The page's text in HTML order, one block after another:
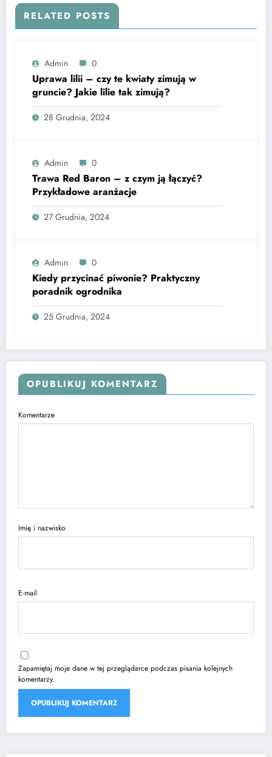
RELATED POSTS
Admin 0
Uprawa lilii – czy te kwiaty zimują w
gruncie? Jakie lilie tak zimują?
28 Grudnia, 2024
Admin 0
Trawa Red Baron – z czym ją łączyć?
Przykładowe aranżacje
27 Grudnia, 2024
Admin 0
Kiedy przycinać piwonie? Praktyczny
poradnik ogrodnika
25 Grudnia, 2024
OPUBLIKUJ KOMENTARZ
Komentarze
Imię i nazwisko
E-mail
Zapamiętaj moje dane w tej przeglądarce podczas pisania kolejnych
komentarzy.